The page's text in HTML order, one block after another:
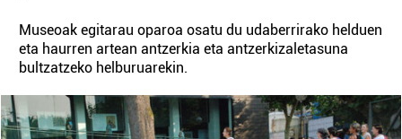
Museoak egitarau oparoa osatu du udaberrirako helduen
eta haurren artean antzerkia eta antzerkizaletasuna
bultzatzeko helburuarekin.